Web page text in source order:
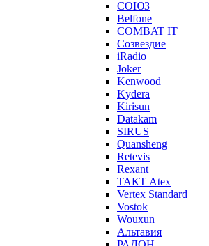
СОЮЗ
Belfone
COMBAT IT
Созвездие
iRadio
Joker
Kenwood
Kydera
Kirisun
Datakam
SIRUS
Quansheng
Retevis
Rexant
ТАКТ Atex
Vertex Standard
Vostok
Wouxun
Альтавия